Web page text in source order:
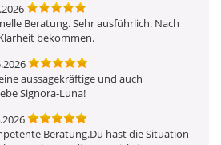
Beratung. Sehr ausführlich. Nach
bekommen.
aussagekräftige und auch
Signora-Luna!
Beratung.Du hast die Situation